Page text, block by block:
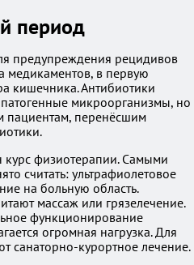
период
предупреждения рецидивов
медикаментов, в первую
кишечника. Антибиотики
микроорганизмы, но
пациентам, перенёсшим
физиотерапии. Самыми
считать: ультрафиолетовое
на больную область.
массаж или грязелечение.
функционирование
огромная нагрузка. Для
санаторно-курортное лечение.